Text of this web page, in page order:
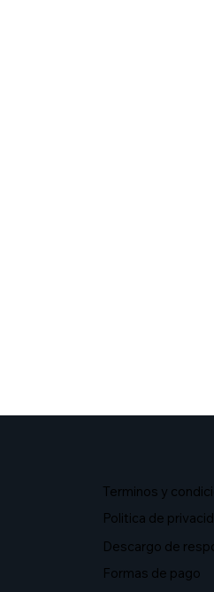
Terminos y
Politica de
Descargo de
Formas de pago